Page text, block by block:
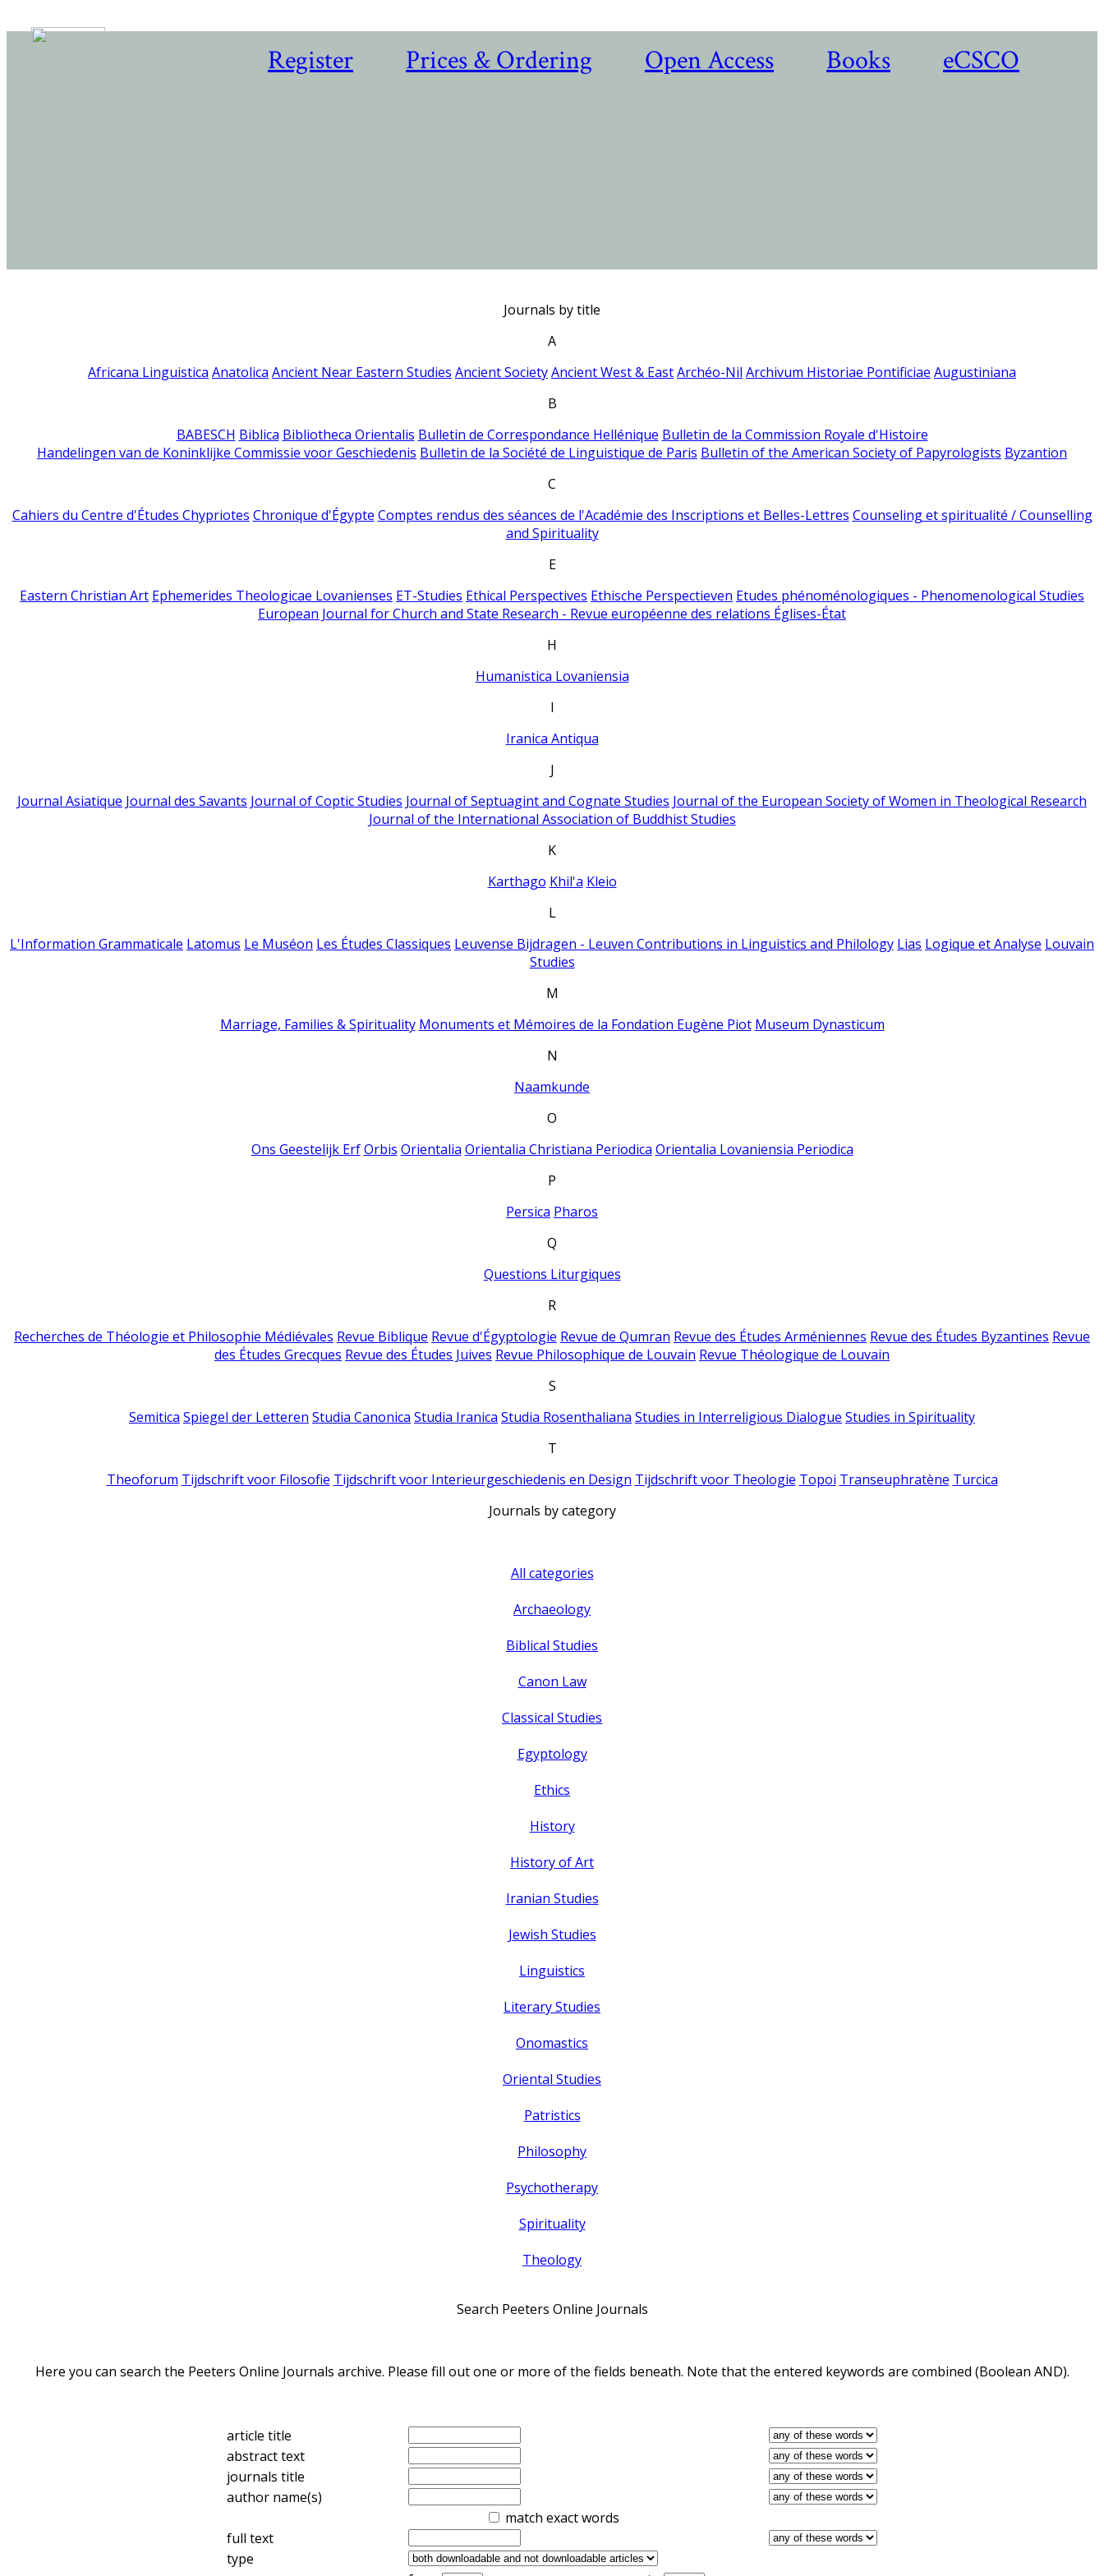
Register Prices & Ordering Open Access Books eCSCO
Journals by title
A
Africana Linguistica Anatolica Ancient Near Eastern Studies Ancient SocietyAncient West & EastArchéo-Nil Archivum Historiae Pontificiae Augustiniana
B
BABESCH Biblica Bibliotheca Orientalis Bulletin de Correspondance Hellénique Bulletin de la Commission Royale d'Histoire
Handelingen van de Koninklijke Commissie voor Geschiedenis Bulletin de la Société de Linguistique de Paris Bulletin of the American Society of Papyrologists Byzantion
C
Cahiers du Centre d'Études Chypriotes Chronique d'Égypte Comptes rendus des séances de l'Académie des Inscriptions et Belles-Lettres Counseling et spiritualité / Counselling
and Spirituality
E
Eastern Christian Art Ephemerides Theologicae Lovanienses ET-Studies Ethical Perspectives Ethische Perspectieven Etudes phénoménologiques - Phenomenological Studies
European Journal for Church and State Research - Revue européenne des relations Églises-État
H
Humanistica Lovaniensia
I
Iranica Antiqua
J
Journal Asiatique Journal des Savants Journal of Coptic Studies Journal of Septuagint and Cognate Studies Journal of the European Society of Women in Theological Research
Journal of the International Association of Buddhist Studies
K
Karthago Khil'a Kleio
L
L'Information Grammaticale Latomus Le Muséon Les Études Classiques Leuvense Bijdragen - Leuven Contributions in Linguistics and Philology Lias Logique et Analyse Louvain
Studies
M
Marriage, Families & Spirituality Monuments et Mémoires de la Fondation Eugène Piot Museum Dynasticum
N
Naamkunde
O
Ons Geestelijk Erf Orbis Orientalia Orientalia Christiana Periodica Orientalia Lovaniensia Periodica
P
Persica Pharos
Q
Questions Liturgiques
R
Recherches de Théologie et Philosophie Médiévales Revue Biblique Revue d'Égyptologie Revue de Qumran Revue des Études Arméniennes Revue des Études Byzantines Revue
des Études Grecques Revue des Études Juives Revue Philosophique de Louvain Revue Théologique de Louvain
S
Semitica Spiegel der Letteren Studia Canonica Studia Iranica Studia Rosenthaliana Studies in Interreligious Dialogue Studies in Spirituality
T
Theoforum Tijdschrift voor Filosofie Tijdschrift voor Interieurgeschiedenis en Design Tijdschrift voor Theologie Topoi Transeuphratène Turcica
Journals by category
All categories
Archaeology
Biblical Studies
Canon Law
Classical Studies
Egyptology
Ethics
History
History of Art
Iranian Studies
Jewish Studies
Linguistics
Literary Studies
Onomastics
Oriental Studies
Patristics
Philosophy
Psychotherapy
Spirituality
Theology
Search Peeters Online Journals
Here you can search the Peeters Online Journals archive. Please fill out one or more of the fields beneath. Note that the entered keywords are combined (Boolean AND).
article title
abstract text
journals title
author name(s)
match exact words
full text
type